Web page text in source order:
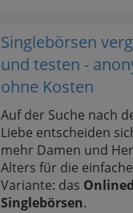
Singlebörsen
und testen -
ohne Kosten
Auf der Suche nach
Liebe entscheiden
mehr Damen und
Alters für die
Variante: das
Singlebörsen.